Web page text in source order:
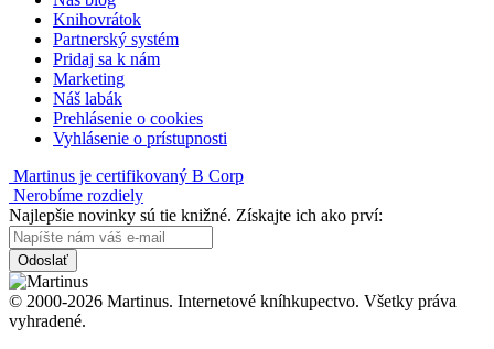
Knihovrátok
Partnerský systém
Pridaj sa k nám
Marketing
Náš labák
Prehlásenie o cookies
Vyhlásenie o prístupnosti
Martinus je certifikovaný B Corp
Nerobíme rozdiely
Najlepšie novinky sú tie knižné. Získajte ich ako prví:
Odoslať
© 2000-2026 Martinus. Internetové kníhkupectvo. Všetky práva
vyhradené.